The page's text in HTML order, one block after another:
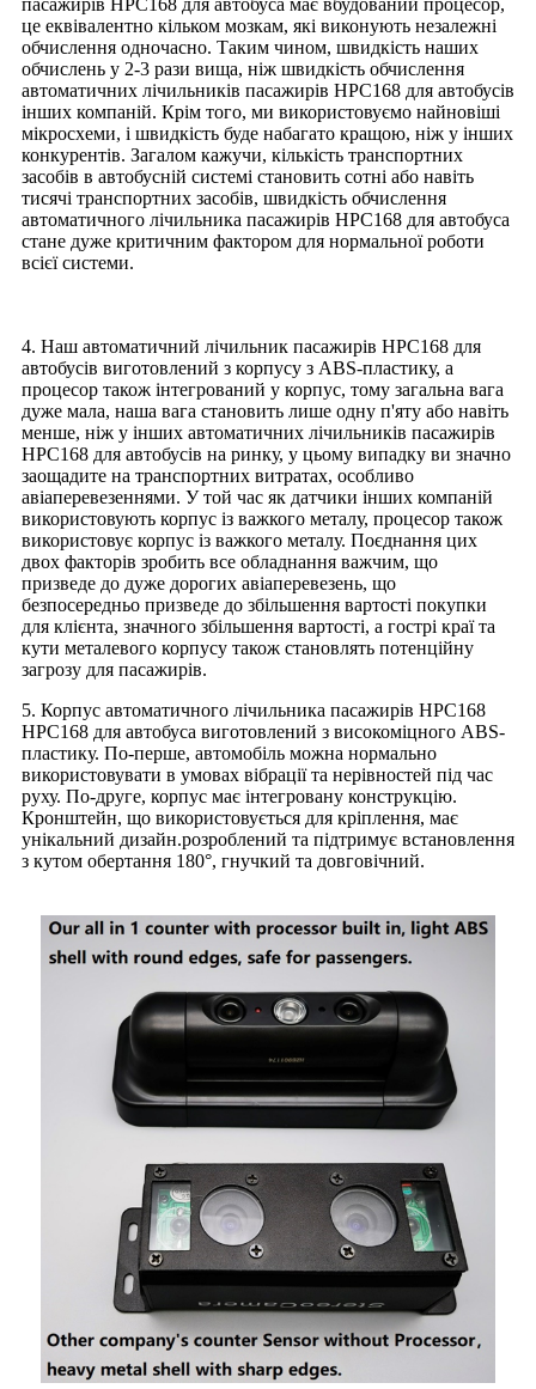
пасажирів HPC168 для автобуса має вбудований процесор,
це еквівалентно кільком мозкам, які виконують незалежні
обчислення одночасно. Таким чином, швидкість наших
обчислень у 2-3 рази вища, ніж швидкість обчислення
автоматичних лічильників пасажирів HPC168 для автобусів
інших компаній. Крім того, ми використовуємо найновіші
мікросхеми, і швидкість буде набагато кращою, ніж у інших
конкурентів. Загалом кажучи, кількість транспортних
засобів в автобусній системі становить сотні або навіть
тисячі транспортних засобів, швидкість обчислення
автоматичного лічильника пасажирів HPC168 для автобуса
стане дуже критичним фактором для нормальної роботи
всієї системи.
4. Наш автоматичний лічильник пасажирів HPC168 для
автобусів виготовлений з корпусу з ABS-пластику, а
процесор також інтегрований у корпус, тому загальна вага
дуже мала, наша вага становить лише одну п'яту або навіть
менше, ніж у інших автоматичних лічильників пасажирів
HPC168 для автобусів на ринку, у цьому випадку ви значно
заощадите на транспортних витратах, особливо
авіаперевезеннями. У той час як датчики інших компаній
використовують корпус із важкого металу, процесор також
використовує корпус із важкого металу. Поєднання цих
двох факторів зробить все обладнання важчим, що
призведе до дуже дорогих авіаперевезень, що
безпосередньо призведе до збільшення вартості покупки
для клієнта, значного збільшення вартості, а гострі краї та
кути металевого корпусу також становлять потенційну
загрозу для пасажирів.
5. Корпус автоматичного лічильника пасажирів HPC168
HPC168 для автобуса виготовлений з високоміцного ABS-
пластику. По-перше, автомобіль можна нормально
використовувати в умовах вібрації та нерівностей під час
руху. По-друге, корпус має інтегровану конструкцію.
Кронштейн, що використовується для кріплення, має
унікальний дизайн.розроблений та підтримує встановлення
з кутом обертання 180°, гнучкий та довговічний.